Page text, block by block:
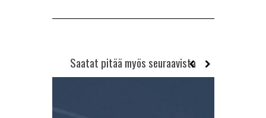
Saatat pitää myös seuraavista